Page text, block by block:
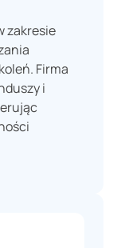
zakresie
Firma
i